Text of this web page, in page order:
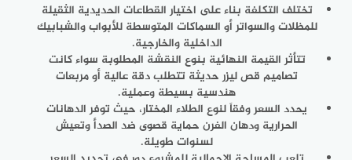
تختلف التكلفة بناء على اختيار القطاعات الحديدية الثقيلة
للمظلات والسواتر أو السماكات المتوسطة للأبواب والشبابيك
الداخلية والخارجية.
تتأثر القيمة النهائية بنوع النقشة المطلوبة سواء كانت
تصاميم قص ليزر حديثة تتطلب دقة عالية أو مربعات
هندسية بسيطة وعملية.
يحدد السعر وفقاً لنوع الطلاء المختار، حيث توفر الدهانات
الحرارية ودهان الفرن حماية قصوى ضد الصدأ وتعيش
لسنوات طويلة.